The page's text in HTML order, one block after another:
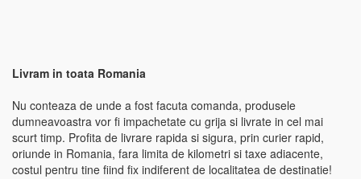
Livram in toata Romania
Nu conteaza de unde a fost facuta comanda, produsele
dumneavoastra vor fi impachetate cu grija si livrate in cel mai
scurt timp. Profita de livrare rapida si sigura, prin curier rapid,
oriunde in Romania, fara limita de kilometri si taxe adiacente,
costul pentru tine fiind fix indiferent de localitatea de destinatie!